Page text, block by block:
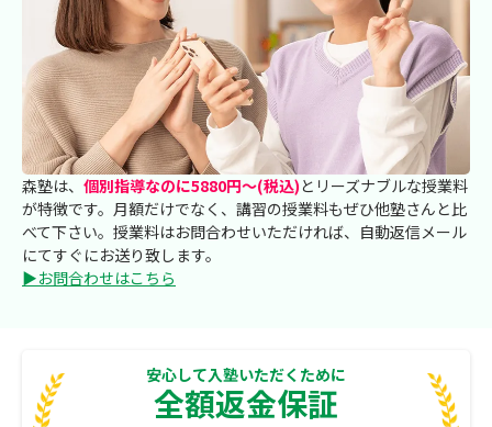
森塾は、 個別指導なのに5880円～(税込)とリーズナブルな授業料
が特徴です。月額だけでなく、講習の授業料もぜひ他塾さんと比
べて下さい。授業料はお問合わせいただければ、自動返信メール
にてすぐにお送り致します。
▶お問合わせはこちら
安心して入塾いただくために
全額返金保証